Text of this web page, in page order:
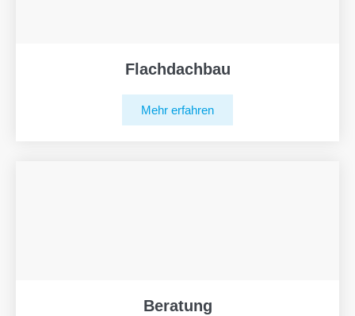
Flachdachbau
Mehr erfahren
Beratung